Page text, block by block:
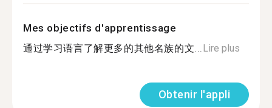
Mes objectifs d'apprentissage
通过学习语言了解更多的其他名族的文...Lire plus
Obtenir l'appli